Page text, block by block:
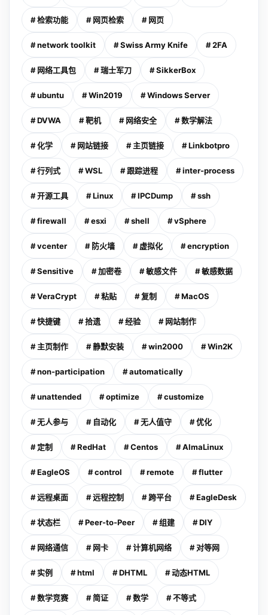
# 检索功能 # 网页检索 # 网页
# network toolkit # Swiss Army Knife # 2FA
# 网络工具包 # 瑞士军刀 # SikkerBox
# ubuntu # Win2019 # Windows Server
# DVWA # 靶机 # 网络安全 # 数学解法
# 化学 # 网站链接 # 主页链接 # Linkbotpro
# 行列式 # WSL # 跟踪进程 # inter-process
# 开源工具 # Linux # IPCDump # ssh
# firewall # esxi # shell # vSphere
# vcenter # 防火墙 # 虚拟化 # encryption
# Sensitive # 加密卷 # 敏感文件 # 敏感数据
# VeraCrypt # 粘贴 # 复制 # MacOS
# 快捷键 # 拾遗 # 经验 # 网站制作
# 主页制作 # 静默安装 # win2000 # Win2K
# non-participation # automatically
# unattended # optimize # customize
# 无人参与 # 自动化 # 无人值守 # 优化
# 定制 # RedHat # Centos # AlmaLinux
# EagleOS # control # remote # flutter
# 远程桌面 # 远程控制 # 跨平台 # EagleDesk
# 状态栏 # Peer-to-Peer # 组建 # DIY
# 网络通信 # 网卡 # 计算机网络 # 对等网
# 实例 # html # DHTML # 动态HTML
# 数学竞赛 # 简证 # 数学 # 不等式